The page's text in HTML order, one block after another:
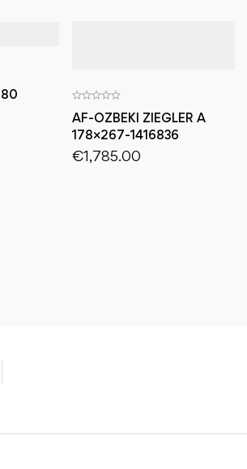
AF-OZBEKI ZIEGLER A
178×267-1416836
€1,785.00